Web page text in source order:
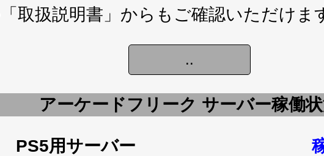
「取扱説明書」 からもご確認いただけま
アーケードフリーク サーバー稼働
PS5用サーバー